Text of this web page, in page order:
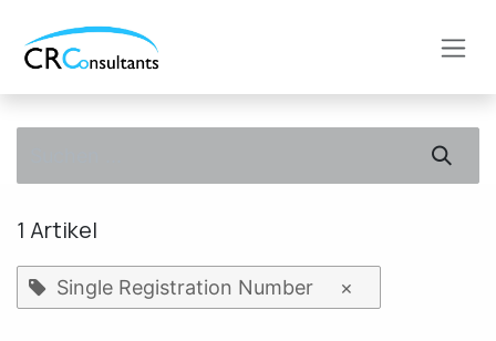
1 Artikel
Single Registration Number ×